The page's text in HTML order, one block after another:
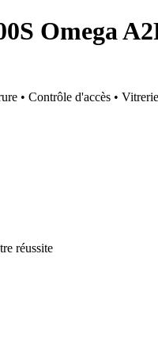
Omega
• Contrôle d'accès • Vitrerie
réussite